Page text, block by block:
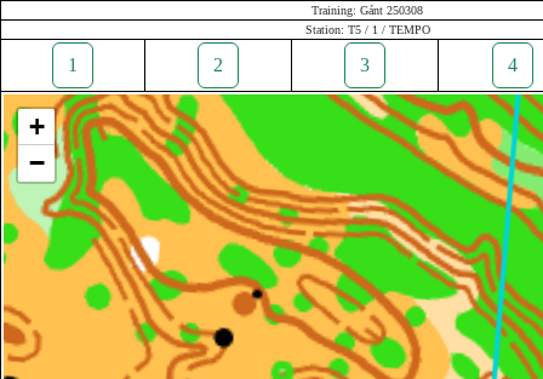
Training: Gánt 250308
Station: T5 / 1 / TEMPO
1 2 3 4
+
−